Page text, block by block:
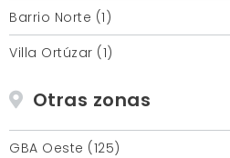
Barrio Norte (1)
Villa Ortúzar (1)
Otras zonas
GBA Oeste (125)